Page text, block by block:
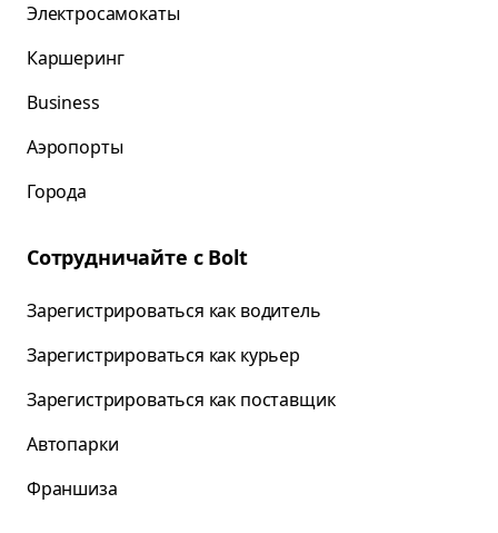
Электросамокаты
Каршеринг
Business
Аэропорты
Города
Сотрудничайте с Bolt
Зарегистрироваться как водитель
Зарегистрироваться как курьер
Зарегистрироваться как поставщик
Автопарки
Франшиза